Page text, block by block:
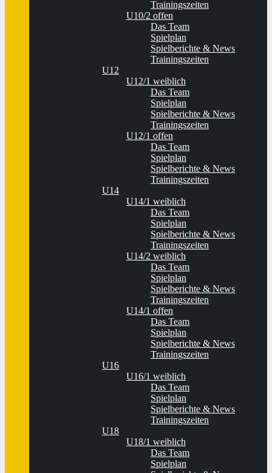
Trainingszeiten
U10/2 offen
Das Team
Spielplan
Spielberichte & News
Trainingszeiten
U12
U12/1 weiblich
Das Team
Spielplan
Spielberichte & News
Trainingszeiten
U12/1 offen
Das Team
Spielplan
Spielberichte & News
Trainingszeiten
U14
U14/1 weiblich
Das Team
Spielplan
Spielberichte & News
Trainingszeiten
U14/2 weiblich
Das Team
Spielplan
Spielberichte & News
Trainingszeiten
U14/1 offen
Das Team
Spielplan
Spielberichte & News
Trainingszeiten
U16
U16/1 weiblich
Das Team
Spielplan
Spielberichte & News
Trainingszeiten
U18
U18/1 weiblich
Das Team
Spielplan